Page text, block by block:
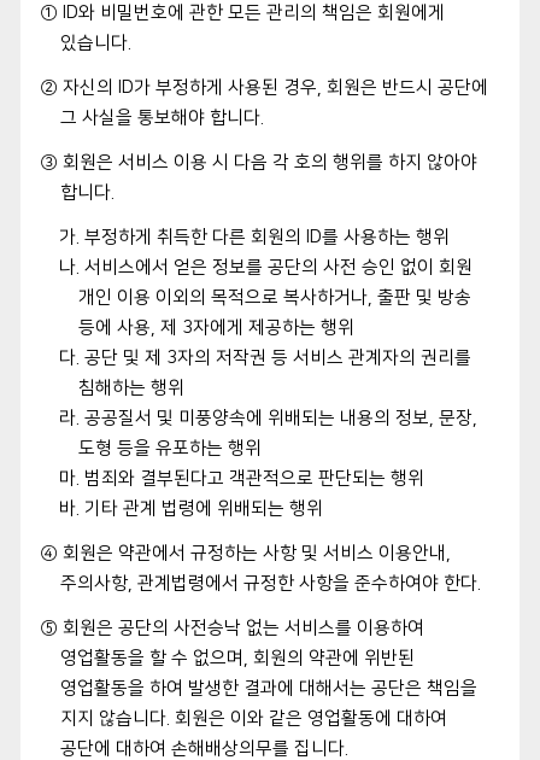
① ID와 비밀번호에 관한 모든 관리의 책임은 회원에게
있습니다.
② 자신의 ID가 부정하게 사용된 경우, 회원은 반드시 공단에
그 사실을 통보해야 합니다.
③ 회원은 서비스 이용 시 다음 각 호의 행위를 하지 않아야
합니다.
가. 부정하게 취득한 다른 회원의 ID를 사용하는 행위
나. 서비스에서 얻은 정보를 공단의 사전 승인 없이 회원
개인 이용 이외의 목적으로 복사하거나, 출판 및 방송
등에 사용, 제 3자에게 제공하는 행위
다. 공단 및 제 3자의 저작권 등 서비스 관계자의 권리를
침해하는 행위
라. 공공질서 및 미풍양속에 위배되는 내용의 정보, 문장,
도형 등을 유포하는 행위
마. 범죄와 결부된다고 객관적으로 판단되는 행위
바. 기타 관계 법령에 위배되는 행위
④ 회원은 약관에서 규정하는 사항 및 서비스 이용안내,
주의사항, 관계법령에서 규정한 사항을 준수하여야 한다.
⑤ 회원은 공단의 사전승낙 없는 서비스를 이용하여
영업활동을 할 수 없으며, 회원의 약관에 위반된
영업활동을 하여 발생한 결과에 대해서는 공단은 책임을
지지 않습니다. 회원은 이와 같은 영업활동에 대하여
공단에 대하여 손해배상의무를 집니다.